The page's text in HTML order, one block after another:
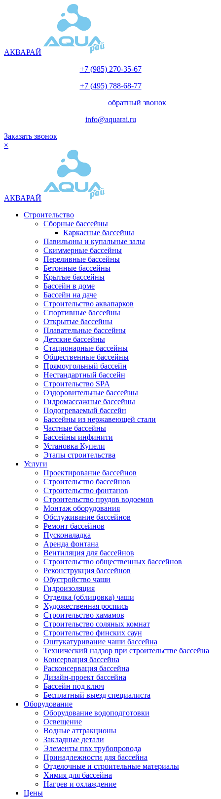
АКВАРАЙ
+7 (985) 270-35-67
+7 (495) 788-68-77
обратный звонок
info@aquarai.ru
Заказать звонок
×
АКВАРАЙ
Строительство
Сборные бассейны
Каркасные бассейны
Павильоны и купальные залы
Скиммерные бассейны
Переливные бассейны
Бетонные бассейны
Крытые бассейны
Бассейн в доме
Бассейн на даче
Строительство аквапарков
Спортивные бассейны
Открытые бассейны
Плавательные бассейны
Детские бассейны
Стационарные бассейны
Общественные бассейны
Прямоугольный бассейн
Нестандартный бассейн
Строительство SPA
Оздоровительные бассейны
Гидромассажные бассейны
Подогреваемый бассейн
Бассейны из нержавеющей стали
Частные бассейны
Бассейны инфинити
Установка Купели
Этапы строительства
Услуги
Проектирование бассейнов
Строительство бассейнов
Строительство фонтанов
Строительство прудов водоемов
Монтаж оборудования
Обслуживание бассейнов
Ремонт бассейнов
Пусконаладка
Аренда фонтана
Вентиляция для бассейнов
Строительство общественных бассейнов
Реконструкция бассейнов
Обустройство чаши
Гидроизоляция
Отделка (облицовка) чаши
Художественная роспись
Строительство хамамов
Строительство соляных комнат
Строительство финских саун
Оштукатуривание чаши бассейна
Технический надзор при строительстве бассейна
Консервация бассейна
Расконсервация бассейна
Дизайн-проект бассейна
Бассейн под ключ
Бесплатный выезд специалиста
Оборудование
Оборудование водоподготовки
Освещение
Водные аттракционы
Закладные детали
Элементы пвх трубопровода
Принадлежности для бассейна
Отделочные и строительные материалы
Химия для бассейна
Нагрев и охлаждение
Цены